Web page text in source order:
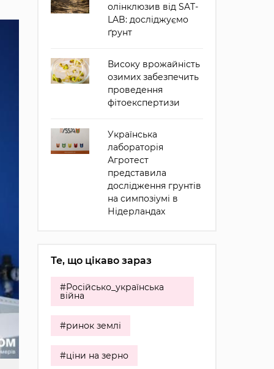
олінклюзив від SAT-
LAB: досліджуємо
ґрунт
Високу врожайність
озимих забезпечить
проведення
фітоекспертизи
Українська
лабораторія
Агротест
представила
дослідження грунтів
на симпозіумі в
Нідерландах
Те, що цікаво зараз
#Російсько_українська
війна
#ринок землі
#ціни на зерно